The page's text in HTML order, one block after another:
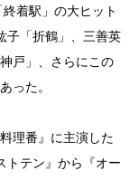
着駅」の大ヒット
子「折鶴」、三善英
戸」、さらにこの
った。
理番』に主演した
トテン』から『オー